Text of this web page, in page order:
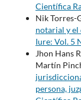
Científica
Nik Torres-
notarial y el
Iure: Vol. 5
Jhon Hans
Martín
persona,